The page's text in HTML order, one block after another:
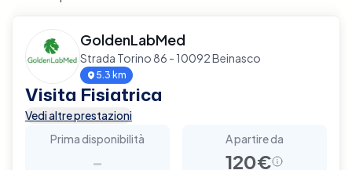
GoldenLabMed
Strada Torino 86 - 10092 Beinasco
5.3 km
Visita Fisiatrica
Vedi altre prestazioni
Prima disponibilità
-
A partire da
120€